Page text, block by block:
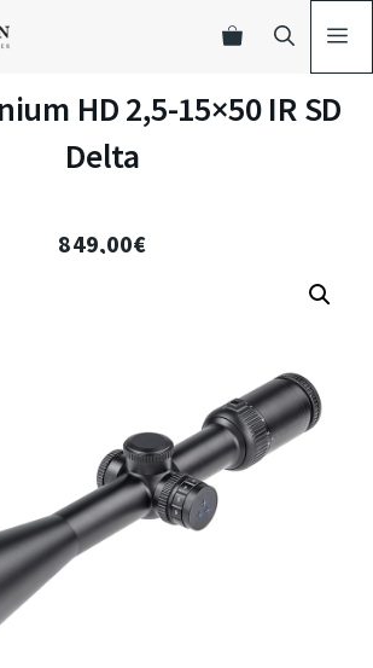
HD 2,5-15×50 IR SD
Delta
849,00€